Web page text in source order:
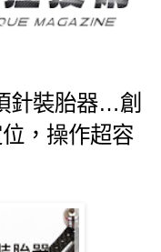
針裝胎器…創
，操作超容